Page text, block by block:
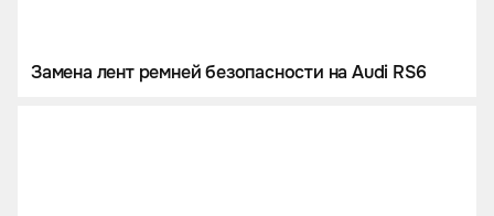
Замена лент ремней безопасности на Audi RS6